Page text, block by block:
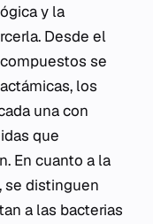
y la
Desde el
se
los
una con
que
En cuanto a la
se distinguen
a las bacterias